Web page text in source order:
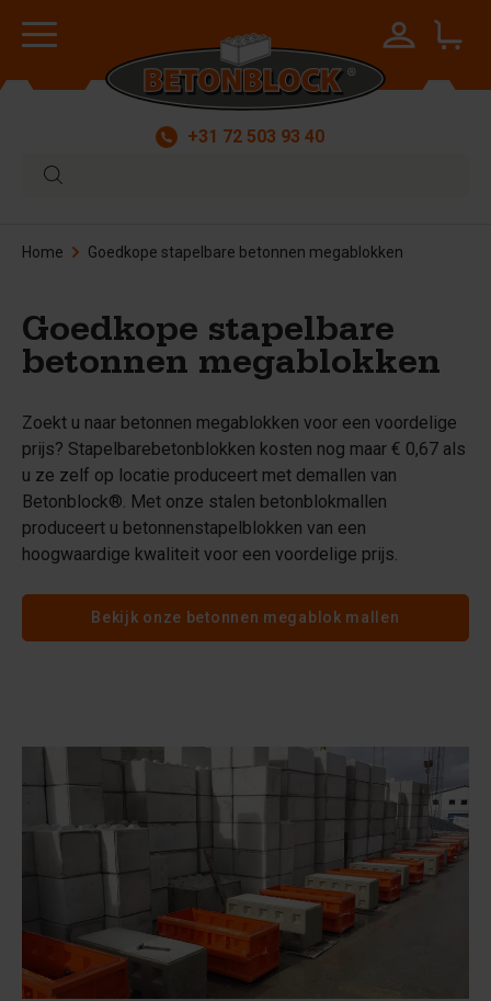
+31 72 503 93 40
Home Goedkope stapelbare betonnen megablokken
Goedkope stapelbare
betonnen megablokken
Zoekt u naar betonnen megablokken voor een voordelige
prijs? Stapelbarebetonblokken kosten nog maar € 0,67 als
u ze zelf op locatie produceert met demallen van
Betonblock®. Met onze stalen betonblokmallen
produceert u betonnenstapelblokken van een
hoogwaardige kwaliteit voor een voordelige prijs.
Bekijk onze betonnen megablok mallen